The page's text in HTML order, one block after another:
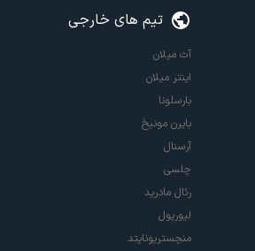
تیم های خارجی
آث میلان
اینتر میلان
بارسلونا
بایرن مونیخ
آرسنال
چلسی
رئال مادرید
لیورپول
منچستریونایتد